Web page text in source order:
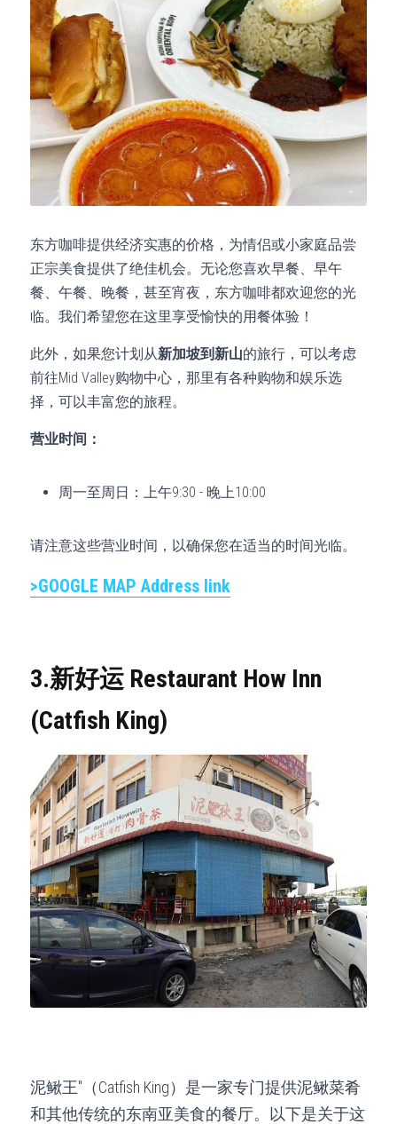
东方咖啡提供经济实惠的价格，为情侣或小家庭品尝
正宗美食提供了绝佳机会。无论您喜欢早餐、早午
餐、午餐、晚餐，甚至宵夜，东方咖啡都欢迎您的光
临。我们希望您在这里享受愉快的用餐体验！
此外，如果您计划从新加坡到新山的旅行，可以考虑
前往Mid Valley购物中心，那里有各种购物和娱乐选
择，可以丰富您的旅程。
营业时间：
周一至周日：上午9:30 - 晚上10:00
请注意这些营业时间，以确保您在适当的时间光临。
>GOOGLE MAP Address link
3.新好运 Restaurant How Inn
(Catfish King)
泥鳅王"（Catfish King）是一家专门提供泥鳅菜肴
和其他传统的东南亚美食的餐厅。以下是关于这